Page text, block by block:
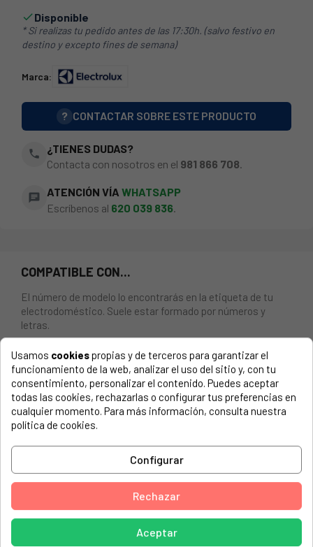
Disponible
* Si realizas tu pedido antes de las 17:30h. (salvo festivo en
destino y excepto fines de semana)
Marca:
? CONTACTAR SOBRE ESTE PRODUCTO
phone
¿TIENES DUDAS?
Contacta con nosotros en el 981 866 708.
chat ATENCIÓN VÍA WHATSAPP
Escríbenos al 620 039 836
COMPATIBLE CON...
El número de modelo lo encontrarás en la etiqueta de tu
electrodoméstico. Suele estar formado por números y
letras.
JUNTA PUERTA PARA HORNO PIROLÍTICO AEG,
ELECTROLUX. Dimensiones: 503 x 371 mm. 27 CLIPS.
AEG ELECTROLUX, 940321008 01 EP5313091M
AEG ELECTROLUX, 940321008 02 EP5313091M
AEG ELECTROLUX, 940321030 02 EP3013021D
AEG ELECTROLUX, 940321031 00 EP3013021M
Usamos cookiespropias y de terceros para garantizar el
funcionamiento de la web, analizar el uso del sitio y, con tu
consentimiento, personalizar el contenido. Puedes aceptar
todas las cookies, rechazarlas o configurar tus preferencias en
cualquier momento. Para más información, consulta nuestra
política de cookies.
Configurar
Rechazar
Aceptar